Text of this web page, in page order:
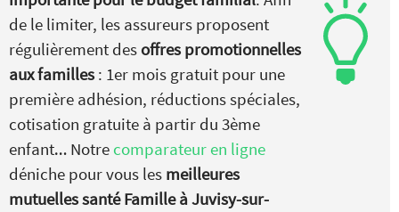
de le limiter, les assureurs proposent
régulièrement des offres promotionnelles
aux familles : 1er mois gratuit pour une
première adhésion, réductions spéciales,
cotisation gratuite à partir du 3ème
enfant… Notre comparateur en ligne
déniche pour vous les meilleures
mutuelles santé Famille à Juvisy-sur-